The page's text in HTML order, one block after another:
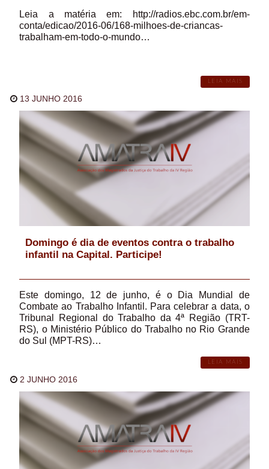
Leia a matéria em: http://radios.ebc.com.br/em-
conta/edicao/2016-06/168-milhoes-de-criancas-
trabalham-em-todo-o-mundo…
LEIA MAIS
13 JUNHO 2016
Domingo é dia de eventos contra o trabalho
infantil na Capital. Participe!
Este domingo, 12 de junho, é o Dia Mundial de
Combate ao Trabalho Infantil. Para celebrar a data, o
Tribunal Regional do Trabalho da 4ª Região (TRT-
RS), o Ministério Público do Trabalho no Rio Grande
do Sul (MPT-RS)…
LEIA MAIS
2 JUNHO 2016